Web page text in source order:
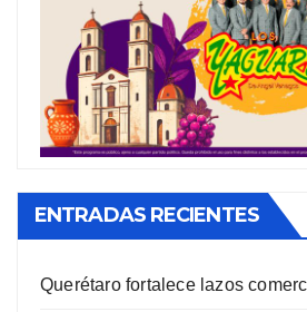
ENTRADAS RECIENTES
Querétaro fortalece lazos